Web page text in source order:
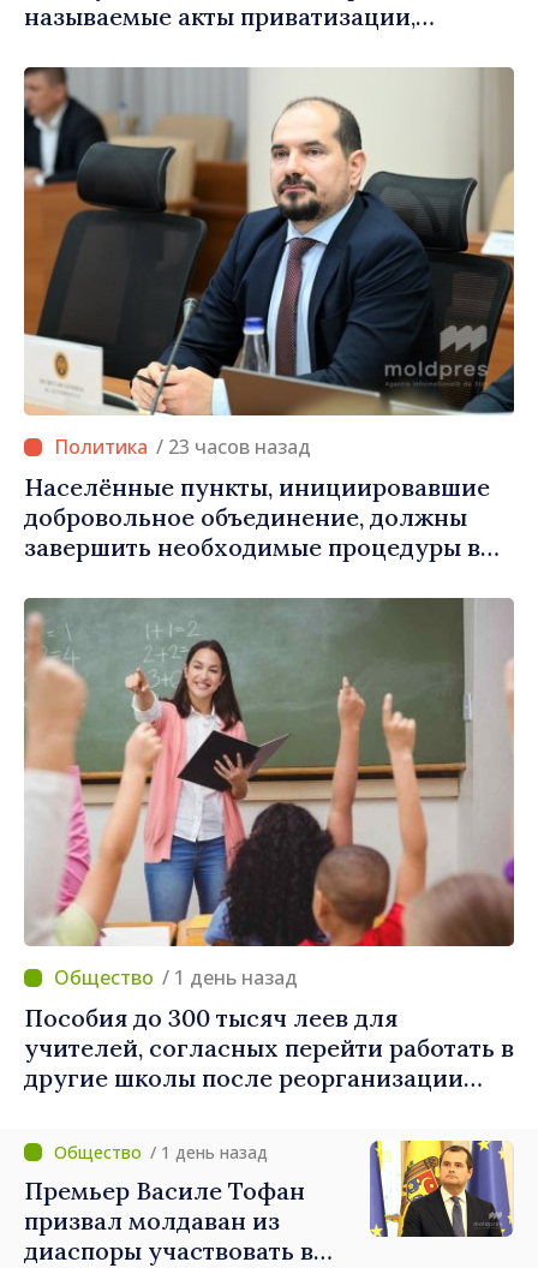
называемые акты приватизации,
властями в восточных районах»
/ 23 часов назад
Населённые пункты, инициировавшие
добровольное объединение, должны
завершить необходимые процедуры в
/ 1 день назад
Пособия до 300 тысяч леев для
учителей, согласных перейти работать в
другие школы после реорганизации
/ 1 день назад
Премьер Василе Тофан
призвал молдаван из
диаспоры участвовать в